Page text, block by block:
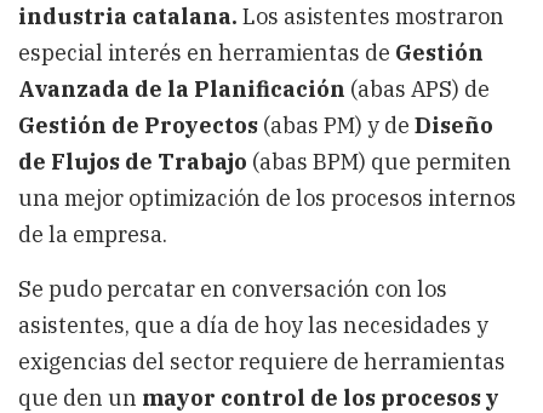
industria catalana. Los asistentes mostraron
especial interés en herramientas de Gestión
Avanzada de la Planificación (abas APS) de
Gestión de Proyectos (abas PM) y de Diseño
de Flujos de Trabajo (abas BPM) que permiten
una mejor optimización de los procesos internos
de la empresa.
Se pudo percatar en conversación con los
asistentes, que a día de hoy las necesidades y
exigencias del sector requiere de herramientas
que den un mayor control de los procesos y